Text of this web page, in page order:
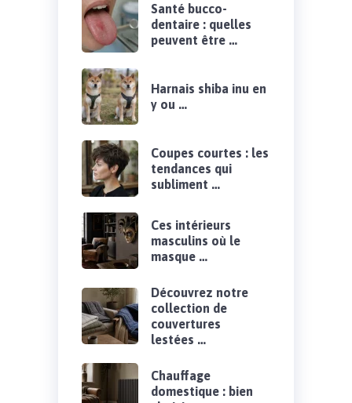
Santé bucco-
dentaire : quelles
peuvent être …
Harnais shiba inu en
y ou …
Coupes courtes : les
tendances qui
subliment …
Ces intérieurs
masculins où le
masque …
Découvrez notre
collection de
couvertures
lestées …
Chauffage
domestique : bien